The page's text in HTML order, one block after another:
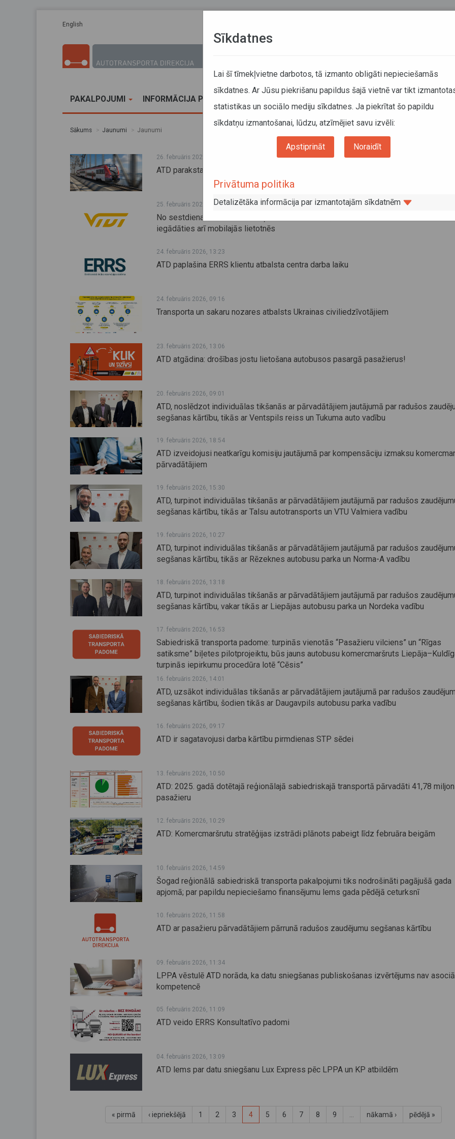
English
PAKALPOJUMI INFORMĀCIJA PĀRVADĀTĀJIEM
Sākums Jaunumi Jaunumi
26. februāris 2026, 10:35
ATD paraksta līgumu ar CFLA par akumulatoru bateriju elektrovilcienu projekta
25. februāris 2026, 13:35
No sestdienas, 28. februāra biļetes uz Krāslavas, Indras un Ludzas vilcieniem varēs
iegādāties arī mobilajās lietotnēs
24. februāris 2026, 13:23
ATD paplašina ERRS klientu atbalsta centra darba laiku
24. februāris 2026, 09:16
Transporta un sakaru nozares atbalsts Ukrainas civiliedzīvotājiem
23. februāris 2026, 13:06
ATD atgādina: drošības jostu lietošana autobusos pasargā pasažierus!
20. februāris 2026, 09:01
ATD, noslēdzot individuālas tikšanās ar pārvadātājiem jautājumā par radušos
segšanas kārtību, tikās ar Ventspils reiss un Tukuma auto vadību
19. februāris 2026, 18:54
ATD izveidojusi neatkarīgu komisiju jautājumā par kompensāciju izmaksu
pārvadātājiem
19. februāris 2026, 15:30
ATD, turpinot individuālas tikšanās ar pārvadātājiem jautājumā par radušos
segšanas kārtību, tikās ar Talsu autotransports un VTU Valmiera vadību
19. februāris 2026, 10:27
ATD, turpinot individuālas tikšanās ar pārvadātājiem jautājumā par radušos
segšanas kārtību, tikās ar Rēzeknes autobusu parka un Norma-A vadību
18. februāris 2026, 13:18
ATD, turpinot individuālas tikšanās ar pārvadātājiem jautājumā par radušos
segšanas kārtību, vakar tikās ar Liepājas autobusu parka un Nordeka vadību
17. februāris 2026, 16:53
Sabiedriskā transporta padome: turpinās vienotās “Pasažieru vilciens” un “Rīgas
satiksme” biļetes pilotprojeiktu, būs jauns autobusu komercmaršruts
turpinās iepirkumu procedūra lotē “Cēsis”
16. februāris 2026, 14:01
ATD, uzsākot individuālas tikšanās ar pārvadātājiem jautājumā par radušos
segšanas kārtību, šodien tikās ar Daugavpils autobusu parka vadību
16. februāris 2026, 09:17
ATD ir sagatavojusi darba kārtību pirmdienas STP sēdei
13. februāris 2026, 10:50
ATD: 2025. gadā dotētajā reģionālajā sabiedriskajā transportā pārvadāti 41,78
pasažieru
12. februāris 2026, 10:29
ATD: Komercmaršrutu stratēģijas izstrādi plānots pabeigt līdz februāra beigām
10. februāris 2026, 14:59
Šogad reģionālā sabiedriskā transporta pakalpojumi tiks nodrošināti pagājušā gada
apjomā; par papildu nepieciešamo finansējumu lems gada pēdējā ceturksnī
10. februāris 2026, 11:58
ATD ar pasažieru pārvadātājiem pārrunā radušos zaudējumu segšanas kārtību
09. februāris 2026, 11:34
LPPA vēstulē ATD norāda, ka datu sniegšanas publiskošanas izvērtējums nav
kompetencē
05. februāris 2026, 11:09
ATD veido ERRS Konsultatīvo padomi
04. februāris 2026, 13:09
ATD lems par datu sniegšanu Lux Express pēc LPPA un KP atbildēm
« pirmā ‹ iepriekšējā 1 2 3 4 5 6 7 8 9 … nākamā › pēdējā »
Sīkdatnes
Lai šī tīmekļvietne darbotos, tā izmanto obligāti nepieciešamās
sīkdatnes. Ar Jūsu piekrišanu papildus šajā vietnē var tikt
statistikas un sociālo mediju sīkdatnes. Ja piekrītat šo papildu
sīkdatņu izmantošanai, lūdzu, atzīmējiet savu izvēli:
Apstiprināt Noraidīt
Privātuma politika
Detalizētāka informācija par izmantotajām sīkdatnēm